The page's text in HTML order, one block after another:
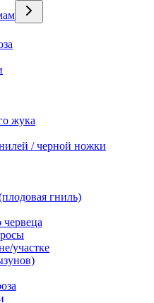
жука
/ черной ножки
гниль)
участке